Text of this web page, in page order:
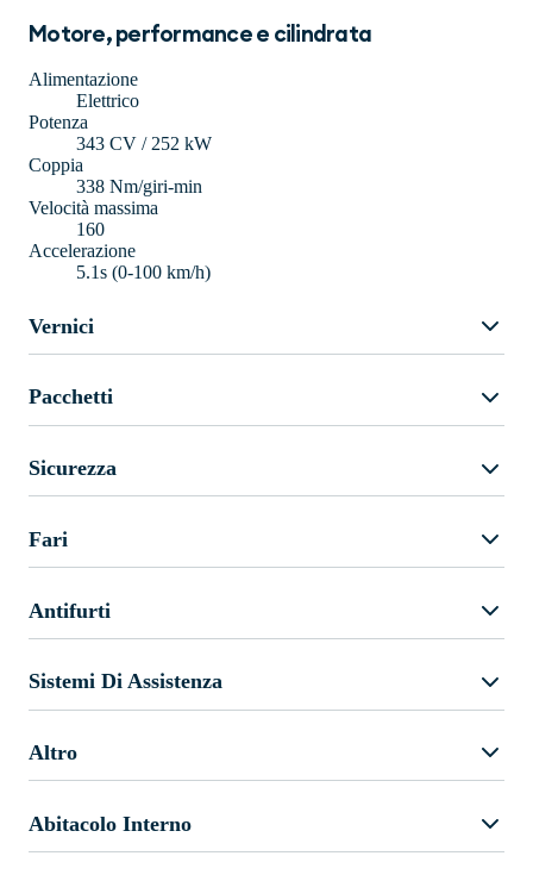
Motore, performance e cilindrata
Alimentazione
Elettrico
Potenza
343 CV / 252 kW
Coppia
338 Nm/giri-min
Velocità massima
160
Accelerazione
5.1s (0-100 km/h)
Vernici
Pacchetti
Sicurezza
Fari
Antifurti
Sistemi Di Assistenza
Altro
Abitacolo Interno